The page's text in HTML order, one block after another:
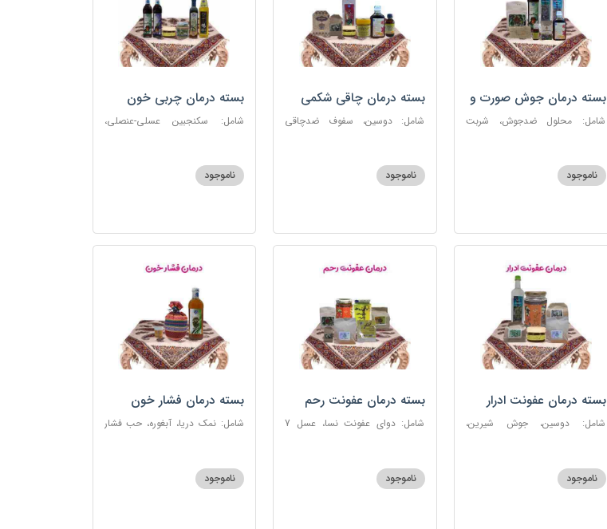
بسته درمان جوش صورت و
بدن
شامل: محلول ضدجوش، شربت
خاکشیر، صابون شغاری قهوه ای،
روغن و قطره بنفشه
ناموجود
بسته درمان چاقی شکمی
شامل: دوسین، سفوف ضدچاقی
ناموجود
بسته درمان چربی خون
شامل: سکنجبین عسلی-عنصلی،
ناموجود
بسته درمان عفونت ادرار
شامل: دوسین، جوش شیرین،
ناموجود
بسته درمان عفونت رحم
شامل: دوای عفونت نسا، عسل 7
اعلاناموجود
بسته درمان فشار خون
شامل: نمک دریا، آبغوره، حب فشار
ناموجود